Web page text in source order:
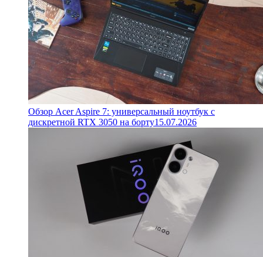
Обзор Acer Aspire 7: универсальный ноутбук с
дискретной RTX 3050 на борту15.07.2026